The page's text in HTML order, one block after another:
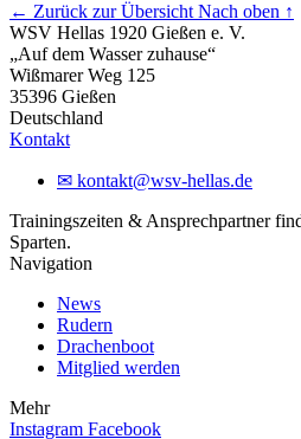
← Zurück zur Übersicht Nach oben ↑
WSV Hellas 1920 Gießen e. V.
„Auf dem Wasser zuhause“
Wißmarer Weg 125
35396 Gießen
Deutschland
Kontakt
✉ kontakt@wsv-hellas.de
Trainingszeiten & Ansprechpartner
Sparten.
Navigation
News
Rudern
Drachenboot
Mitglied werden
Mehr
Instagram Facebook